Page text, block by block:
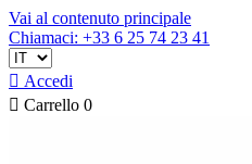
Vai al contenuto principale
Chiamaci: +33 6 25 74 23 41
 Accedi
 Carrello 0